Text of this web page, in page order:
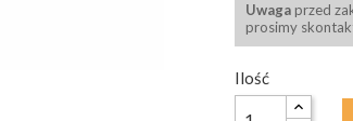
Uwagaprzed
prosimy
Ilość